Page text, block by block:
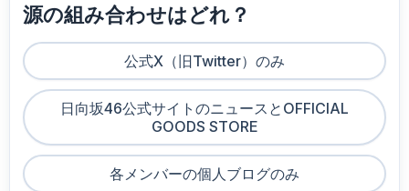
源の組み合わせはどれ？
公式X（旧Twitter）のみ
日向坂46公式サイトのニュースとOFFICIAL
GOODS STORE
各メンバーの個人ブログのみ